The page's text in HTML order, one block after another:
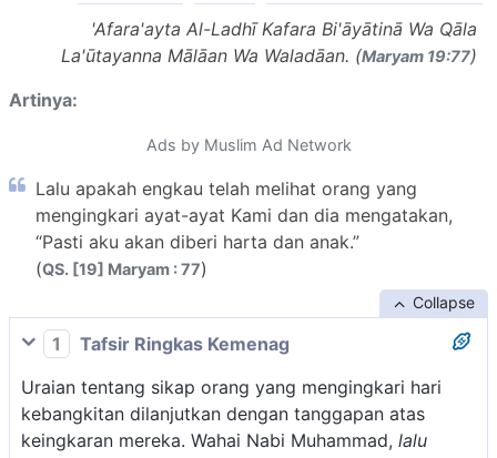
'Afara'ayta Al-Ladhī Kafara Bi'āyātinā Wa Qāla
La'ūtayanna Mālāan Wa Waladāan. (Maryam 19:77)
Artinya:
Ads by Muslim Ad Network
Lalu apakah engkau telah melihat orang yang
mengingkari ayat-ayat Kami dan dia mengatakan,
“Pasti aku akan diberi harta dan anak.”
(QS. [19] Maryam : 77)
Collapse
1
Tafsir Ringkas Kemenag
Uraian tentang sikap orang yang mengingkari hari
kebangkitan dilanjutkan dengan tanggapan atas
keingkaran mereka. Wahai Nabi Muhammad, lalu